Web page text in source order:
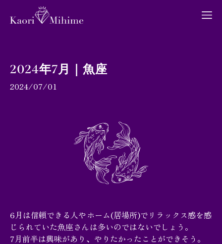
2024年7月｜魚座
2024/07/01
6月は信頼できる人やホーム(居場所)でリラックス感を感
じられていた魚座さんは多いのではないでしょう。
7月前半は興味があり、やりたかったことができそう。
お問い合わせ